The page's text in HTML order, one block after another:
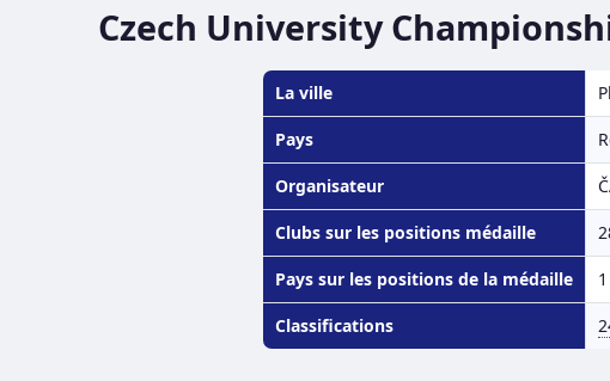
Czech University
La ville
Pays
Organisateur
Clubs sur les positions médaille
Pays sur les positions de la médaille 1
Classifications